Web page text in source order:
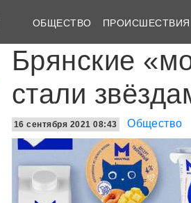
ОБЩЕСТВО ПРОИСШЕСТВИЯ
Брянские
стали
16 сентября 2021 08:43 Общество